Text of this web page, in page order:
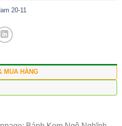
20-11
MUA HÀNG